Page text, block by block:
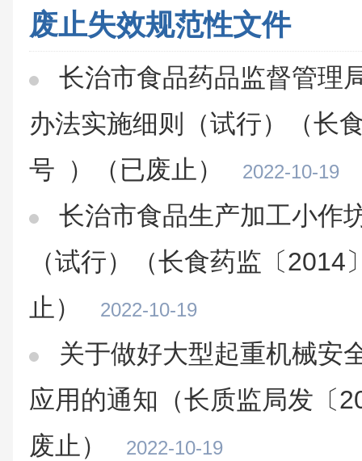
废止失效规范性文件
长治市食品药品监督管理
办法实施细则（试行）（长
号 ）（已废止）
2022-10-19
长治市食品生产加工小作
（试行）（长食药监〔2014
止）
2022-10-19
关于做好大型起重机械安
应用的通知（长质监局发〔
废止）
2022-10-19